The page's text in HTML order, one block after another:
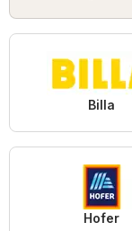
Billa
Hofer